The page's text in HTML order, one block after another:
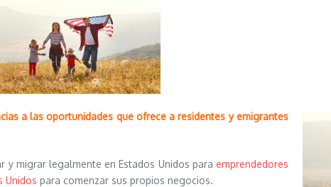
a las oportunidades que ofrece a residentes y emigrantes
y migrar legalmente en Estados Unidos para emprendedores
Unidos para comenzar sus propios negocios.